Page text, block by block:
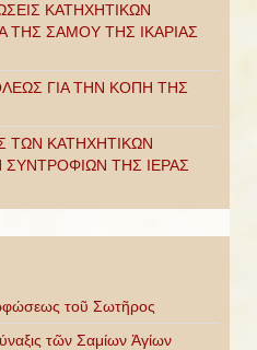
ΚΑΤΗΧΗΤΙΚΩΝ
ΤΗΣ ΣΑΜΟΥ ΤΗΣ ΙΚΑΡΙΑΣ
ΓΙΑ ΤΗΝ ΚΟΠΗ ΤΗΣ
ΤΩΝ ΚΑΤΗΧΗΤΙΚΩΝ
ΤΗΣ ΙΕΡΑΣ
τοῦ Σωτῆρος
τῶν Σαμίων Ἁγίων